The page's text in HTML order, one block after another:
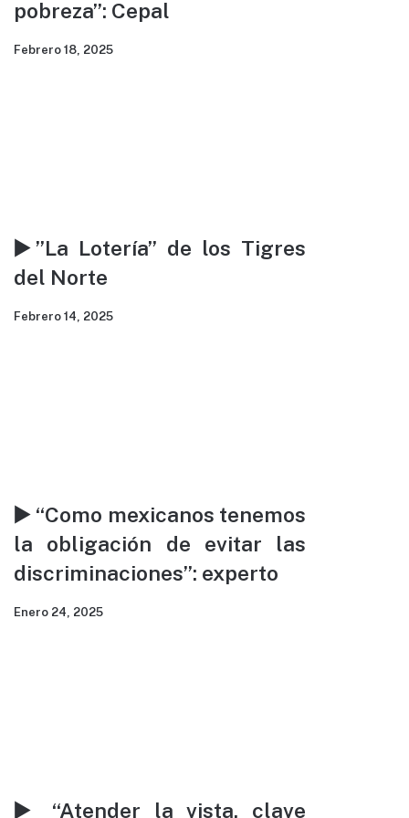
independiente, habla de los socavones provocados
por las recientes lluvias en la CDMX.
pobreza”: Cepal
Febrero 18, 2025
▶️”La Lotería” de los Tigres
del Norte
Febrero 14, 2025
▶️ “Como mexicanos tenemos
la obligación de evitar las
discriminaciones”: experto
Enero 24, 2025
▶️ “Atender la vista, clave